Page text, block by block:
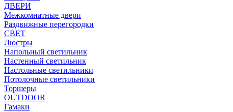
ДВЕРИ
Межкомнатные двери
Раздвижные перегородки
СВЕТ
Люстры
Напольный светильник
Настенный светильник
Настольные светильники
Потолочные светильники
Торшеры
OUTDOOR
Гамаки